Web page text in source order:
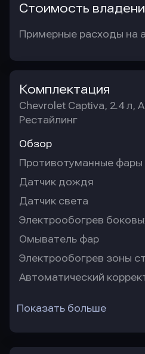
Стоимость
Примерные расходы на
Комплектация
Chevrolet Captiva, 2.4 л,
Рестайлинг
Обзор
Противотуманные фары
Датчик дождя
Датчик света
Электрообогрев
Омыватель фар
Электрообогрев зоны
Автоматический
Показать больше